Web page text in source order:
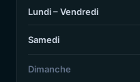
Lundi – Vendredi
Samedi
Dimanche